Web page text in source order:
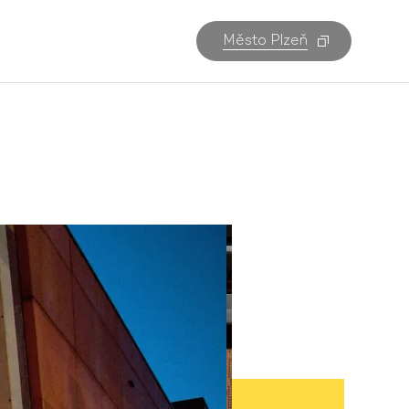
Město Plzeň